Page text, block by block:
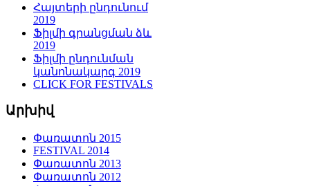
Հայտերի ընդունում
2019
Ֆիլմի գրանցման ձև
2019
Ֆիլմի ընդունման
կանոնակարգ 2019
CLICK FOR FESTIVALS
Արխիվ
Փառատոն 2015
FESTIVAL 2014
Փառատոն 2013
Փառատոն 2012